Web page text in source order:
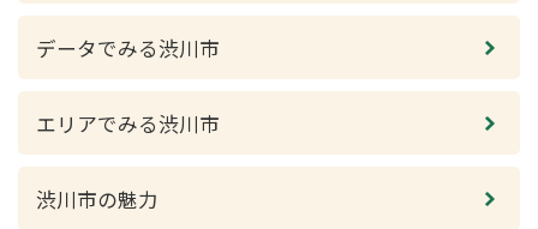
データでみる渋川市
エリアでみる渋川市
渋川市の魅力